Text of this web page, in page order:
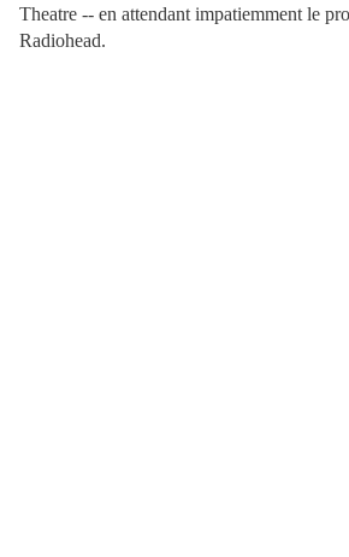
Theatre -- en attendant impatiemment le
Radiohead.